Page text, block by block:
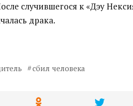
случившегося к «Дэу
драка.
сбил человека